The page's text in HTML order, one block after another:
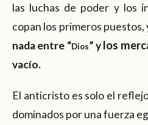
las luchas de poder y los
copan los primeros
nada entre “Dios” ylos
vacío.
El anticristo es solo el
dominados por una fuerza